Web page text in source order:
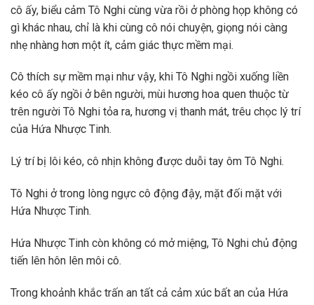
cô ấy, biểu cảm Tô Nghi cùng vừa rồi ở phòng họp không có
gì khác nhau, chỉ là khi cùng cô nói chuyện, giọng nói càng
nhẹ nhàng hơn một ít, cảm giác thực mềm mại.
Cô thích sự mềm mại như vậy, khi Tô Nghi ngồi xuống liền
kéo cô ấy ngồi ở bên người, mùi hương hoa quen thuộc từ
trên người Tô Nghi tỏa ra, hương vị thanh mát, trêu chọc lý trí
của Hứa Nhược Tinh.
Lý trí bị lôi kéo, cô nhịn không được duỗi tay ôm Tô Nghi.
Tô Nghi ở trong lòng ngực cô động đậy, mặt đối mặt với
Hứa Nhược Tinh.
Hứa Nhược Tinh còn không có mở miệng, Tô Nghi chủ động
tiến lên hôn lên môi cô.
Trong khoảnh khắc trấn an tất cả cảm xúc bất an của Hứa